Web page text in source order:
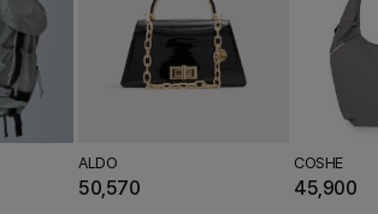
THE IZZAT
47,090
THE IZZAT
73,860
308,880
THE
LOUNGE GREY
ALDO
50,570
COSHE
45,900